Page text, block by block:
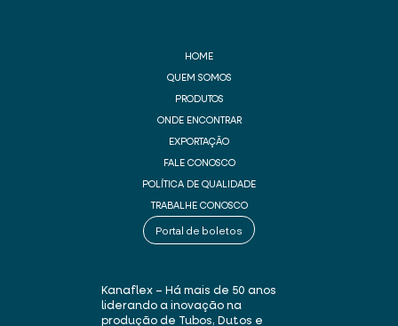
HOME
QUEM SOMOS
PRODUTOS
ONDE ENCONTRAR
EXPORTAÇÃO
FALE CONOSCO
POLÍTICA DE QUALIDADE
TRABALHE CONOSCO
Portal de boletos
Kanaflex – Há mais de 50 anos
liderando a inovação na
produção de Tubos, Dutos e